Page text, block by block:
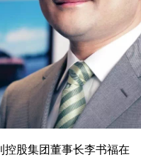
控股集团董事长李书福在